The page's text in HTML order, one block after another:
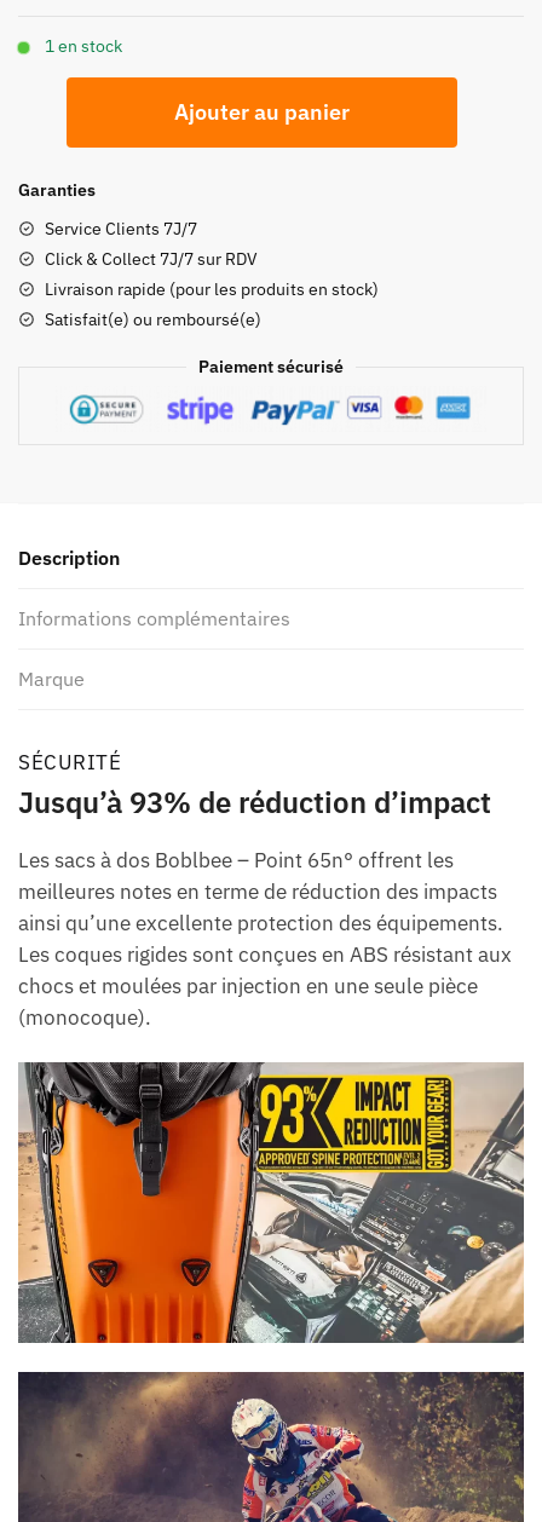
1 en stock
Boblbee
-
Point
65°N
Executive
Ajouter au panier
Garanties
Service Clients 7J/7
Click & Collect 7J/7 sur RDV
Livraison rapide (pour les produits en stock)
Satisfait(e) ou remboursé(e)
Paiement sécurisé
Description
Informations complémentaires
Marque
SÉCURITÉ
Jusqu’à 93% de réduction d’impact
Les sacs à dos Boblbee – Point 65n° offrent les
meilleures notes en terme de réduction des impacts
ainsi qu’une excellente protection des équipements.
Les coques rigides sont conçues en ABS résistant aux
chocs et moulées par injection en une seule pièce
(monocoque).